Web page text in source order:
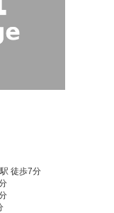
徒歩7分